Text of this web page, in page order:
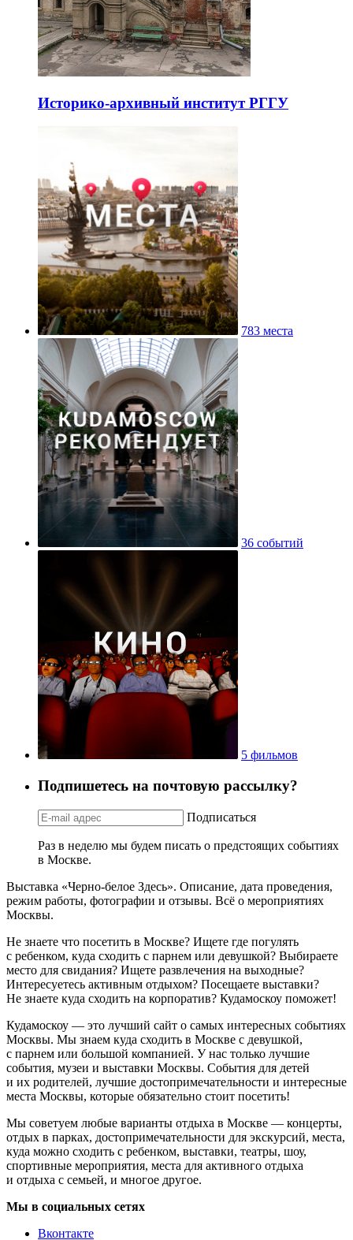
Историко-архивный институт РГГУ
783 места
36 событий
5 фильмов
Подпишетесь на почтовую рассылку?
Подписаться
Раз в неделю мы будем писать о предстоящих событиях
в Москве.
Выставка «Черно-белое Здесь». Описание, дата проведения,
режим работы, фотографии и отзывы. Всё о мероприятиях
Москвы.
Не знаете что посетить в Москве? Ищете где погулять
с ребенком, куда сходить с парнем или девушкой? Выбираете
место для свидания? Ищете развлечения на выходные?
Интересуетесь активным отдыхом? Посещаете выставки?
Не знаете куда сходить на корпоратив? Кудамоскоу поможет!
Кудамоскоу — это лучший сайт о самых интересных событиях
Москвы. Мы знаем куда сходить в Москве с девушкой,
с парнем или большой компанией. У нас только лучшие
события, музеи и выставки Москвы. События для детей
и их родителей, лучшие достопримечательности и интересные
места Москвы, которые обязательно стоит посетить!
Мы советуем любые варианты отдыха в Москве — концерты,
отдых в парках, достопримечательности для экскурсий, места,
куда можно сходить с ребенком, выставки, театры, шоу,
спортивные мероприятия, места для активного отдыха
и отдыха с семьей, и многое другое.
Мы в социальных сетях
Вконтакте